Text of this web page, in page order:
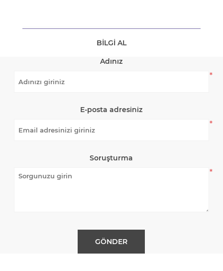
BILGI AL
Adınız
*
E-posta adresiniz
*
Soruşturma
*